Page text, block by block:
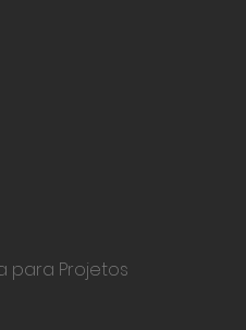
para Projetos